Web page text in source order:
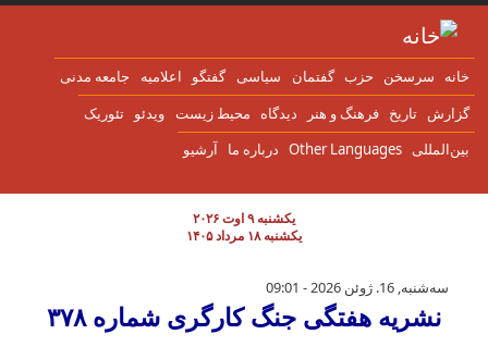
به محتوای اصلی
سرسخن حزب گفتمان سياسی گفتگو اعلاميه جامعه مدنی
تاریخ فرهنگ و هنر دیدگاه محیط زیست ویدئو تئوریک
Other Languages درباره ما آرشیو
یکشنبه ۹ اوت ۲۰۲۶
یکشنبه ۱۸ مرداد ۱۴۰۵
نشریە هفتگی جنگ کارگری شمارە ۳۷٨
سه‌شنبه, 16. ژوئن 2026 - 09:01
نشریە هفتگی جنگ کارگری شمارە ۳۷٨